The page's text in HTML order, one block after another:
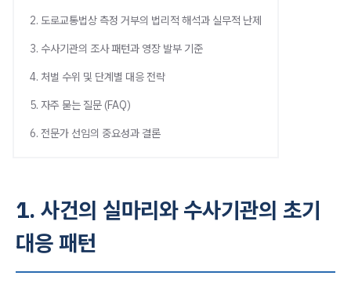
2. 도로교통법상 측정 거부의 법리적 해석과 실무적 난제
3. 수사기관의 조사 패턴과 영장 발부 기준
4. 처벌 수위 및 단계별 대응 전략
5. 자주 묻는 질문 (FAQ)
6. 전문가 선임의 중요성과 결론
1. 사건의 실마리와 수사기관의 초기
대응 패턴